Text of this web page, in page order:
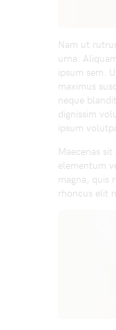
Nam ut
urna.
ipsum sem.
maximus
neque
dignissim
ipsum
Maecenas
elementum
magna, quis
rhoncus elit